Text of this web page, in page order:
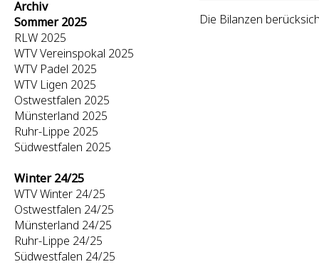
Archiv
Sommer 2025
RLW 2025
WTV Vereinspokal 2025
WTV Padel 2025
WTV Ligen 2025
Ostwestfalen 2025
Münsterland 2025
Ruhr-Lippe 2025
Südwestfalen 2025
Winter 24/25
WTV Winter 24/25
Ostwestfalen 24/25
Münsterland 24/25
Ruhr-Lippe 24/25
Südwestfalen 24/25
Die Bilanzen